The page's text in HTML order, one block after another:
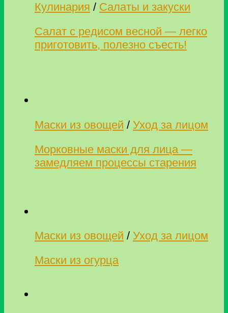
Кулинария / Салаты и закуски
Салат с редисом весной — легко
приготовить, полезно съесть!
Маски из овощей / Уход за лицом
Морковные маски для лица —
замедляем процессы старения
Маски из овощей / Уход за лицом
Маски из огурца